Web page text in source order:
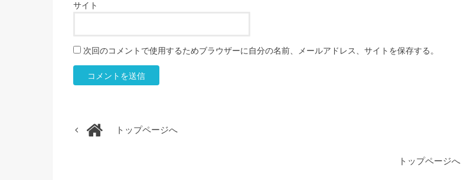
サイト
次回のコメントで使用するためブラウザーに自分の名前、メールアドレス、サイトを保存する。
トップページへ
トップページへ